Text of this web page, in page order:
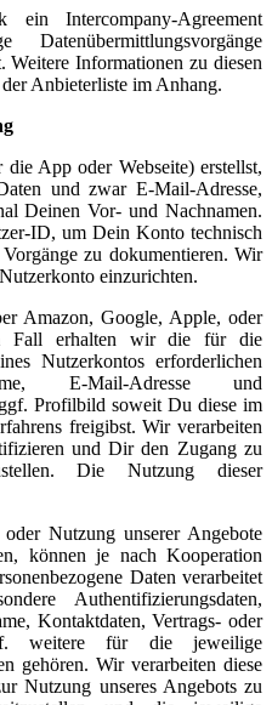
Intercompany-Agreement
Datenübermittlungsvorgänge
Weitere Informationen zu diesen
Anbieterliste im Anhang.
App oder Webseite) erstellst,
und zwar E-Mail-Adresse,
Deinen Vor- und Nachnamen.
ID, um Dein Konto technisch
zu dokumentieren. Wir
einzurichten.
Amazon, Google, Apple, oder
Fall erhalten wir die für die
Nutzerkontos erforderlichen
E-Mail-Adresse und
Profilbild soweit Du diese im
freigibst. Wir verarbeiten
und Dir den Zugang zu
Die Nutzung dieser
Nutzung unserer Angebote
können je nach Kooperation
Daten verarbeitet
Authentifizierungsdaten,
Kontaktdaten, Vertrags- oder
weitere für die jeweilige
gehören. Wir verarbeiten diese
Nutzung unseres Angebots zu